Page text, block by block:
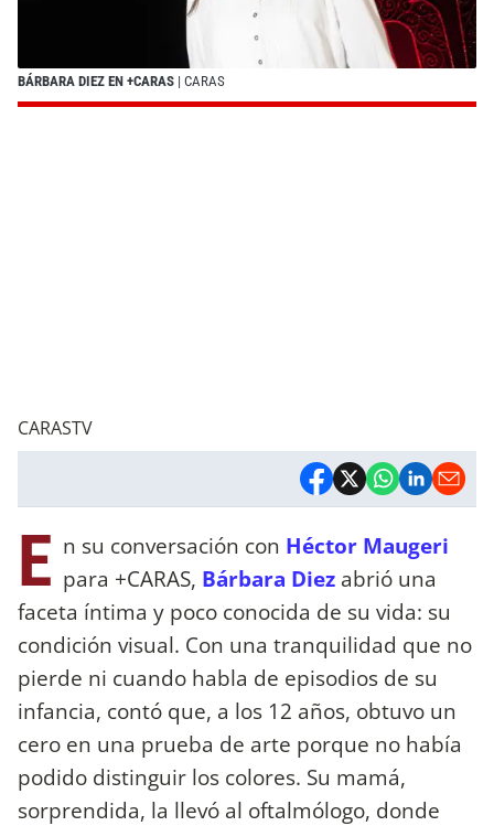
BÁRBARA DIEZ EN +CARAS | CARAS
CARASTV
E n su conversación con Héctor Maugeri
para +CARAS, Bárbara Diez abrió una
faceta íntima y poco conocida de su vida: su
condición visual. Con una tranquilidad que no
pierde ni cuando habla de episodios de su
infancia, contó que, a los 12 años, obtuvo un
cero en una prueba de arte porque no había
podido distinguir los colores. Su mamá,
sorprendida, la llevó al oftalmólogo, donde